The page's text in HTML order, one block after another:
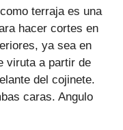
terraja es una
hacer cortes en
ya sea en
viruta a partir de
del cojinete.
caras. Angulo